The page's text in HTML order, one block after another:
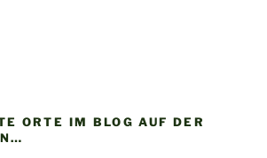
ORTE IM BLOG AUF DER